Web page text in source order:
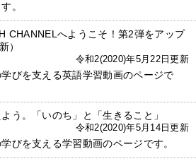
。
CHANNELへようこそ！第2弾をアップ
）
令和2(2020)年5月22日更新
びを支える英語学習動画のページで
う。「いのち」と「生きること」
令和2(2020)年5月14日更新
びを支える学習動画のページです。